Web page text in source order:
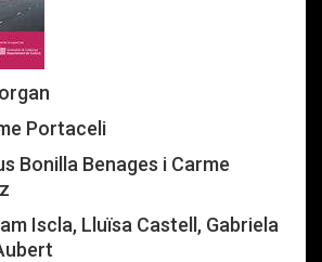
Portaceli
Bonilla Benages i Carme
Iscla, Lluïsa Castell, Gabriela